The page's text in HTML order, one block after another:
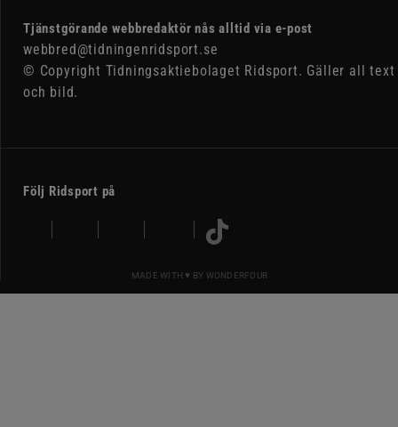
Tjänstgörande webbredaktör nås alltid via e-post
webbred@tidningenridsport.se
© Copyright Tidningsaktiebolaget Ridsport. Gäller all text
och bild.
Följ Ridsport på
MADE WITH ♥ BY WONDERFOUR